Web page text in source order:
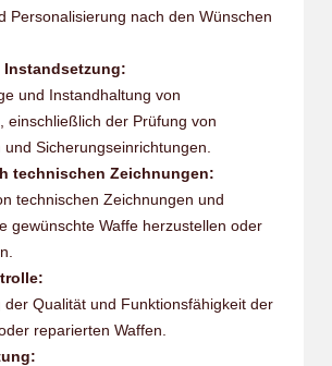
Personalisierung nach den Wünschen
Instandsetzung:
und Instandhaltung von
einschließlich der Prüfung von
Sicherungseinrichtungen.
technischen Zeichnungen:
technischen Zeichnungen und
gewünschte Waffe herzustellen oder
der Qualität und Funktionsfähigkeit der
reparierten Waffen.